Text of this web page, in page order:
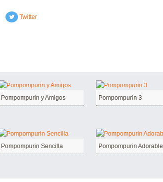
Twitter
Pompompurin y Amigos Pompompurin 3
Pompompurin Sencilla
Pompompurin Adorable